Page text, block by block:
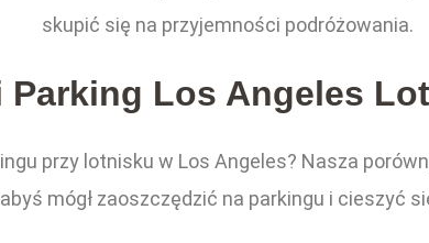
skupić się na przyjemności podróżowania.
Parking Los Angeles
przy lotnisku w Los Angeles? Nasza
mógł zaoszczędzić na parkingu i cieszyć